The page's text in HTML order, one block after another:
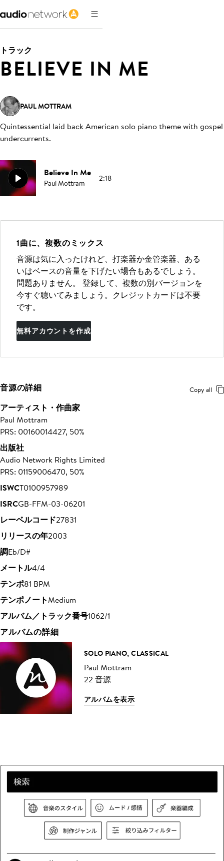
トラック
BELIEVE IN ME
PAUL MOTTRAM
Quintessential laid back American solo piano theme with gospel
undercurrents.
Believe In Me
Paul Mottram 2:18
1曲に、複数のミックス
音源は気に入ったけれど、打楽器か金管楽器、ある
いはベースの音量を下げたい場合もあるでしょう。
問題ありません。 登録して、複数の別バージョンを
今すぐ聴いてみましょう。クレジットカードは不要
です。
無料アカウントを作成
音源の詳細 Copy all
アーティスト・作曲家
Paul Mottram
PRS: 00160014427, 50%
出版社
Audio Network Rights Limited
PRS: 01159006470, 50%
ISWCT0100957989
ISRCGB-FFM-03-06201
レーベルコード27831
リリースの年2003
調Eb/D#
メートル4/4
テンポ81 BPM
テンポノートMedium
アルバム／トラック番号1062/1
アルバムの詳細
SOLO PIANO, CLASSICAL
Paul Mottram
22 音源
アルバムを表示